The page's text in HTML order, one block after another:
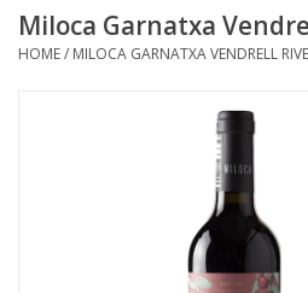
Bubbels & Vermout
Miloca Garnatxa
HOME/ MILOCA GARNATXA VENDRELL